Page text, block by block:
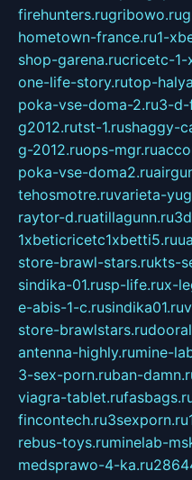
firehunters.rugribowo.ru
hometown-france.ru1-
shop-garena.rucricetc-1-
one-life-story.rutop-
poka-vse-doma-2.ru3-d-
g2012.rutst-1.rushaggy-
g-2012.ruops-mgr.ru
poka-vse-doma2.ru
tehosmotre.ruvarieta-
raytor-d.ruatillagunn.ru
1xbeticricetc1xbetti5.ru
store-brawl-stars.rukts-
sindika-01.rusp-life.rux-
e-abis-1-c.rusindika01.ru
store-brawlstars.ru
antenna-highly.rumine-
3-sex-porn.ruban-
viagra-tablet.ru
fincontech.ru3sexporn.ru
rebus-toys.ruminelab-
medsprawo-4-ka.ru